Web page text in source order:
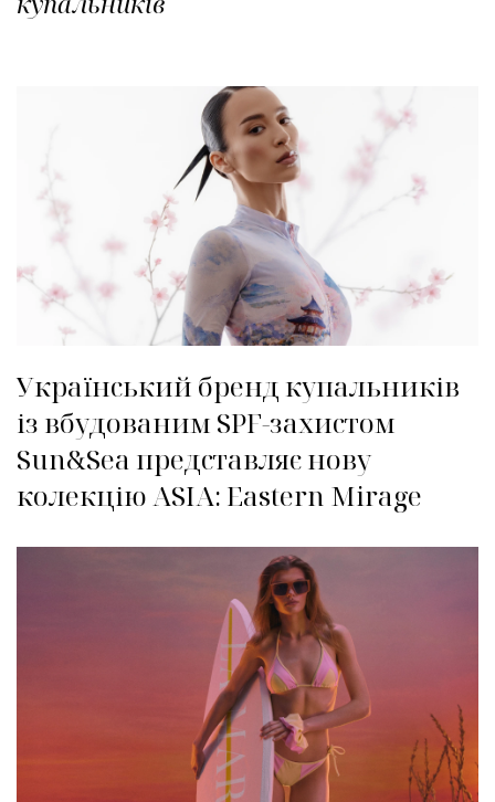
Український бренд купальників
із вбудованим SPF-захистом
Sun&Sea представляє нову
колекцію ASIA: Eastern Mirage